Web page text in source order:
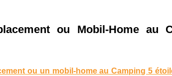
ou Mobil-Home au
ou un mobil-home au Camping 5